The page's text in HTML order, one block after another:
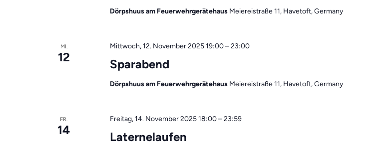
Dörpshuus am Feuerwehrgerätehaus Meiereistraße 11, Havetoft, Germany
MI.
12 Sparabend
Mittwoch, 12. November 2025 19:00–23:00
Dörpshuus am Feuerwehrgerätehaus Meiereistraße 11, Havetoft, Germany
FR.
14 Laternelaufen
Freitag, 14. November 2025 18:00–23:59